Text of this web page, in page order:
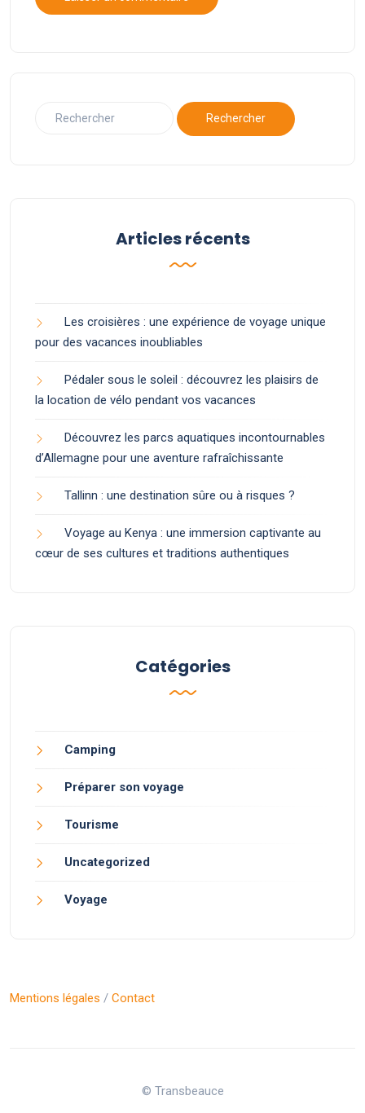
Articles récents
Les croisières : une expérience de voyage unique
pour des vacances inoubliables
Pédaler sous le soleil : découvrez les plaisirs de
la location de vélo pendant vos vacances
Découvrez les parcs aquatiques incontournables
d’Allemagne pour une aventure rafraîchissante
Tallinn : une destination sûre ou à risques ?
Voyage au Kenya : une immersion captivante au
cœur de ses cultures et traditions authentiques
Catégories
Camping
Préparer son voyage
Tourisme
Uncategorized
Voyage
Mentions légales / Contact
© Transbeauce